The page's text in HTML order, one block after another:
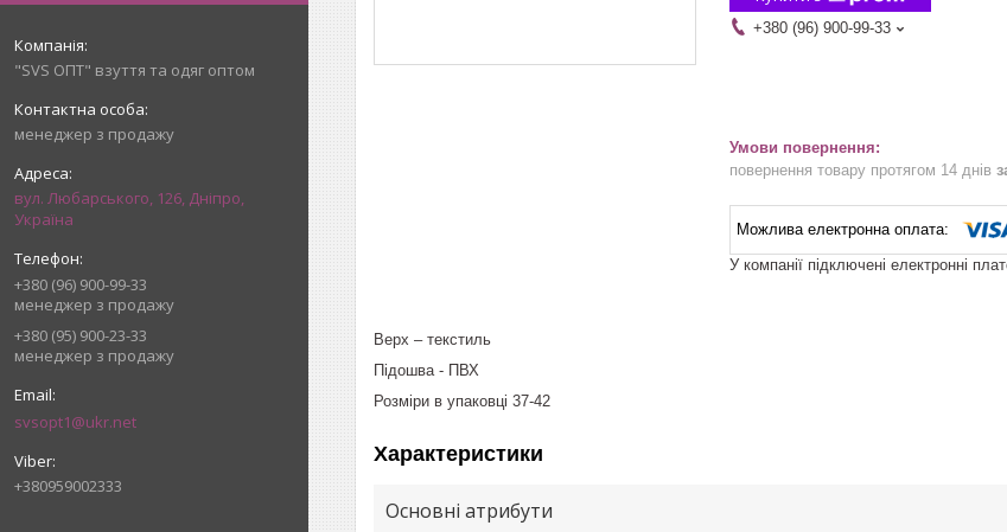
"SVS ОПТ" взуття та одяг оптом
менеджер з продажу
вул. Любарського, 126, Дніпро,
Україна
+380 (96) 900-99-33
менеджер з продажу
+380 (95) 900-23-33
менеджер з продажу
svsopt1@ukr.net
+380959002333
+380 (96) 900-99-33
повернення товару протягом 14 днів
У компанії підключені електронні
Верх – текстиль
Підошва - ПВХ
Розміри в упаковці 37-42
Характеристики
Основні атрибути